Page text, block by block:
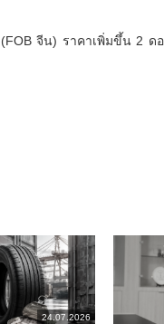
จีน) ราคาเพิ่มขึ้น 2
24.07.2026